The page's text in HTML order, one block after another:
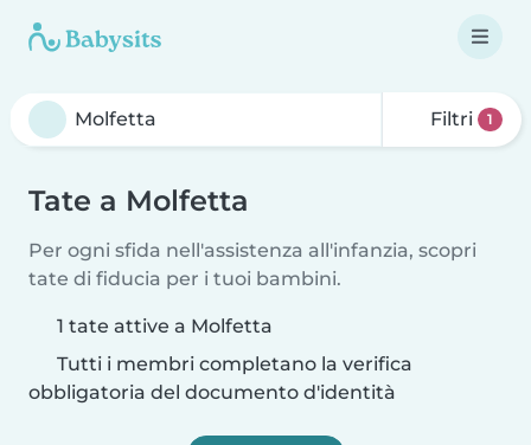
Filtri 1
Tate a Molfetta
Per ogni sfida nell'assistenza all'infanzia, scopri
tate di fiducia per i tuoi bambini.
1 tate attive a Molfetta
Tutti i membri completano la verifica
obbligatoria del documento d'identità